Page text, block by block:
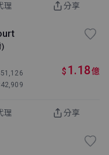
理 分享
)
$ 1.18億
理 分享